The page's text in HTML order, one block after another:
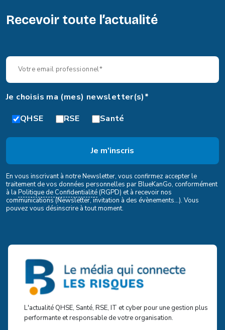
Recevoir toute l’actualité
Je choisis ma (mes) newsletter(s)*
QHSE
RSE Santé
En vous inscrivant à notre Newsletter, vous confirmez accepter le
traitement de vos données personnelles par BlueKanGo, conformément
à la Politique de Confidentialité(RGPD) et à recevoir nos
communications (Newsletter, invitation à des évènements...). Vous
pouvez vous désinscrire à tout moment.
L'actualité QHSE, Santé, RSE, IT et cyber pour une gestion plus
performante et responsable de votre organisation.